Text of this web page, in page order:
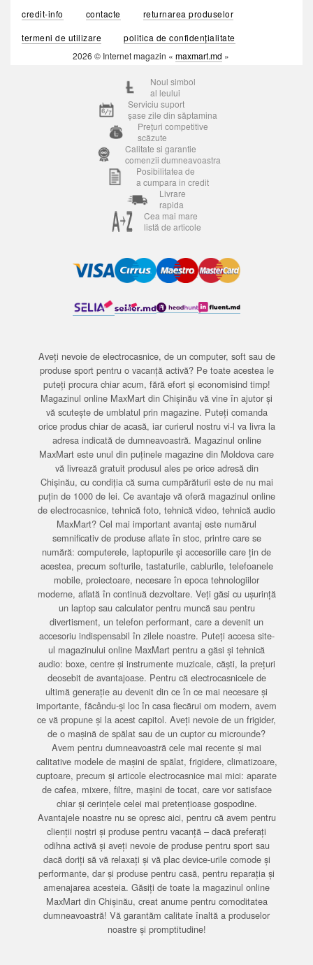
credit-info
contacte
returnarea produselor
termeni de utilizare
politica de confidențialitate
2026 © Internet magazin « maxmart.md »
Noul simbol
al leului
Serviciu suport
șase zile din săptamina
Prețuri competitive
scăzute
Calitate si garantie
comenzii dumneavoastra
Posibilitatea de
a cumpara in credit
Livrare
rapida
Cea mai mare
listă de articole
Aveți nevoie de electrocasnice, de un computer, soft sau de
produse sport pentru o vacanță activă? Pe toate acestea le
puteți procura chiar acum, fără efort și economisind timp!
Magazinul online MaxMart din Chișinău vă vine în ajutor și
vă scutește de umblatul prin magazine. Puteți comanda
orice produs chiar de acasă, iar curierul nostru vi-l va livra la
adresa indicată de dumneavoastră. Magazinul online
MaxMart este unul din puținele magazine din Moldova care
vă livrează gratuit produsul ales pe orice adresă din
Chișinău, cu condiția că suma cumpărăturii este de nu mai
puțin de 1000 de lei. Ce avantaje vă oferă magazinul online
de electrocasnice, tehnică foto, tehnică video, tehnică audio
MaxMart? Cel mai important avantaj este numărul
semnificativ de produse aflate în stoc, printre care se
numără: computerele, laptopurile și accesoriile care țin de
acestea, precum softurile, tastaturile, cablurile, telefoanele
mobile, proiectoare, necesare în epoca tehnologiilor
moderne, aflată în continuă dezvoltare. Veți găsi cu ușurință
un laptop sau calculator pentru muncă sau pentru
divertisment, un telefon performant, care a devenit un
accesoriu indispensabil în zilele noastre. Puteți accesa site-
ul magazinului online MaxMart pentru a găsi și tehnică
audio: boxe, centre și instrumente muzicale, căști, la prețuri
deosebit de avantajoase. Pentru că electrocasnicele de
ultimă generație au devenit din ce în ce mai necesare și
importante, făcându-și loc în casa fiecărui om modern, avem
ce vă propune și la acest capitol. Aveți nevoie de un frigider,
de o mașină de spălat sau de un cuptor cu microunde?
Avem pentru dumneavoastră cele mai recente și mai
calitative modele de mașini de spălat, frigidere, climatizoare,
cuptoare, precum și articole electrocasnice mai mici: aparate
de cafea, mixere, filtre, mașini de tocat, care vor satisface
chiar și cerințele celei mai pretențioase gospodine.
Avantajele noastre nu se opresc aici, pentru că avem pentru
clienții noștri și produse pentru vacanță – dacă preferați
odihna activă și aveți nevoie de produse pentru sport sau
dacă doriți să vă relaxați și vă plac device-urile comode și
performante, dar și produse pentru casă, pentru reparația și
amenajarea acesteia. Găsiți de toate la magazinul online
MaxMart din Chișinău, creat anume pentru comoditatea
dumneavoastră! Vă garantăm calitate înaltă a produselor
noastre și promptitudine!